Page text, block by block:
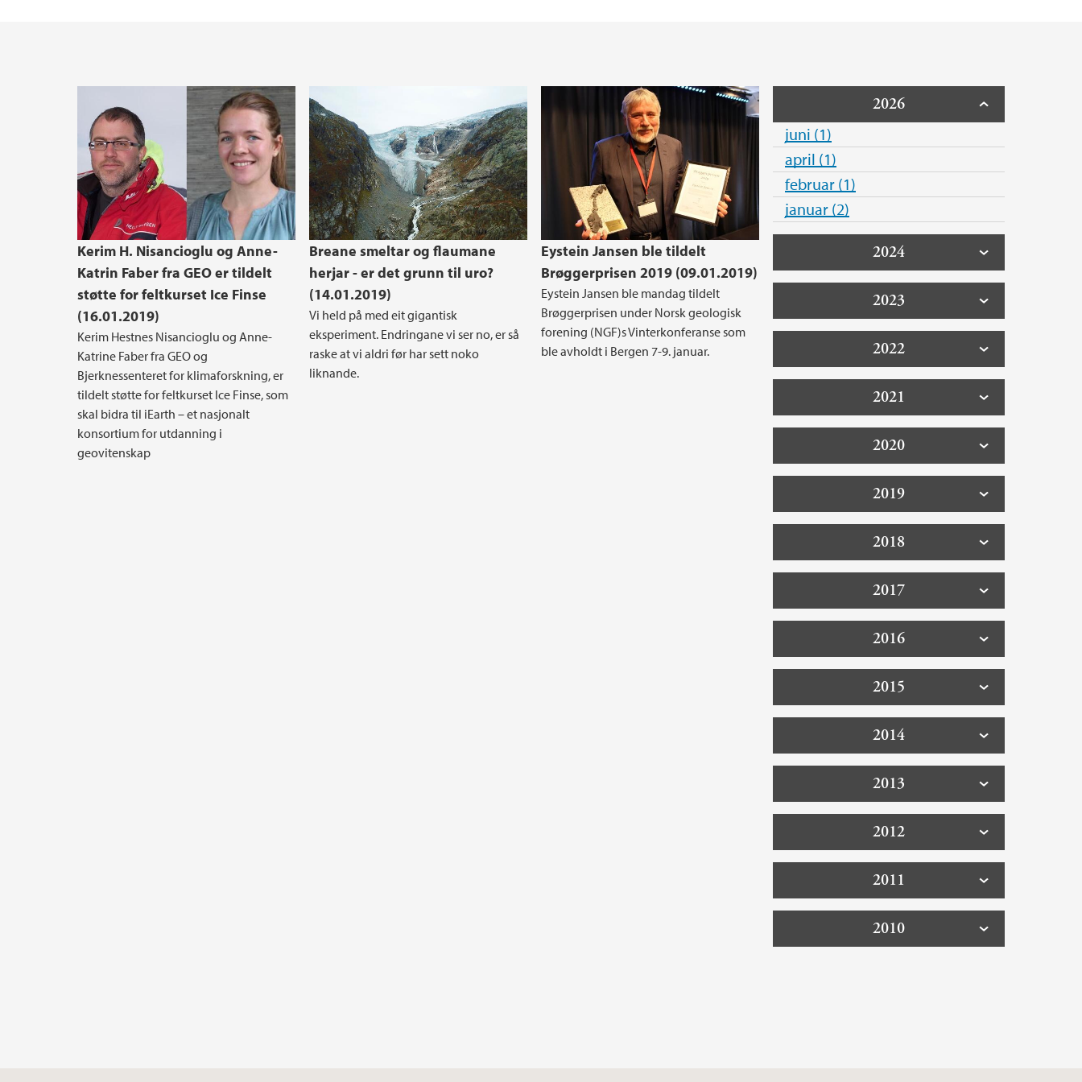
Kerim H. Nisancioglu og Anne-
Katrin Faber fra GEO er tildelt
støtte for feltkurset Ice Finse
(16.01.2019)
Kerim Hestnes Nisancioglu og Anne-
Katrine Faber fra GEO og
Bjerknessenteret for klimaforskning, er
tildelt støtte for feltkurset Ice Finse, som
skal bidra til iEarth – et nasjonalt
konsortium for utdanning i
geovitenskap
Breane smeltar og flaumane
herjar - er det grunn til uro?
(14.01.2019)
Vi held på med eit gigantisk
eksperiment. Endringane vi ser no, er så
raske at vi aldri før har sett noko
liknande.
Eystein Jansen ble tildelt
Brøggerprisen 2019 (09.01.2019)
Eystein Jansen ble mandag tildelt
Brøggerprisen under Norsk geologisk
forening (NGF)s Vinterkonferanse som
ble avholdt i Bergen 7-9. januar.
2026
juni (1)
april (1)
februar (1)
januar (2)
2024
2023
2022
2021
2020
2019
2018
2017
2016
2015
2014
2013
2012
2011
2010